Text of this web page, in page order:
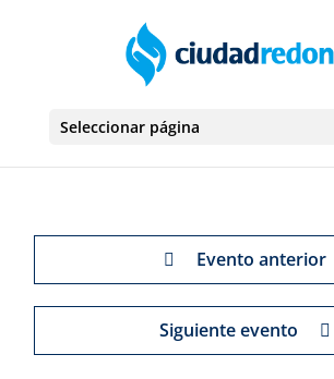
Seleccionar página
Evento anterior
Siguiente evento